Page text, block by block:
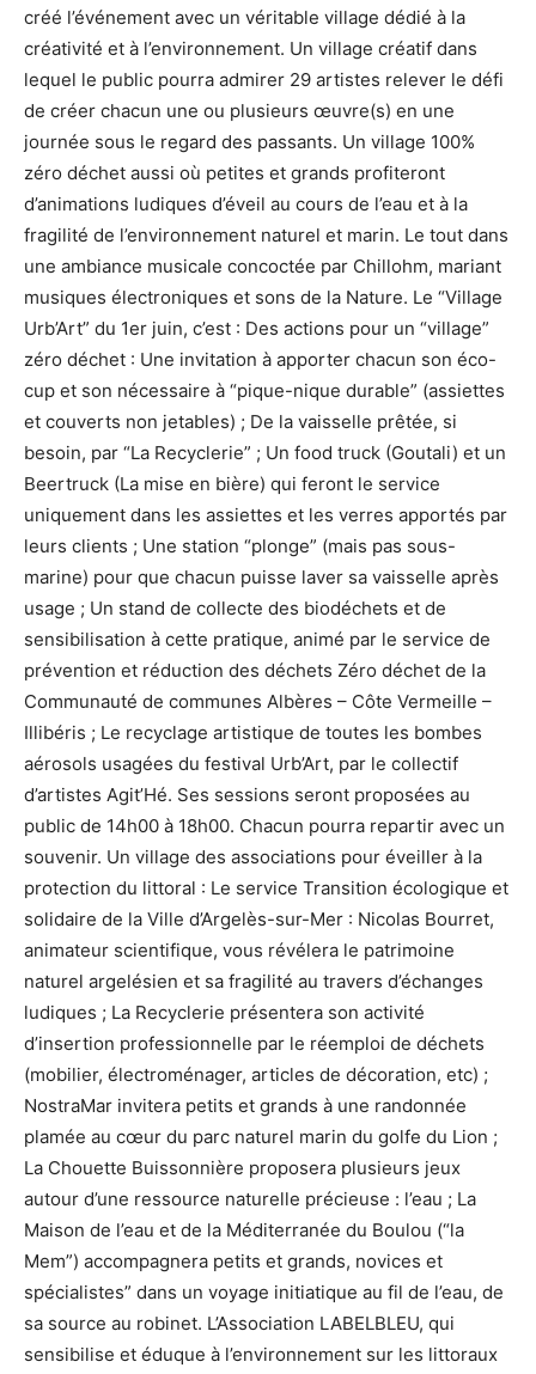
créé l’événement avec un véritable village dédié à la
créativité et à l’environnement. Un village créatif dans
lequel le public pourra admirer 29 artistes relever le défi
de créer chacun une ou plusieurs œuvre(s) en une
journée sous le regard des passants. Un village 100%
zéro déchet aussi où petites et grands profiteront
d’animations ludiques d’éveil au cours de l’eau et à la
fragilité de l’environnement naturel et marin. Le tout dans
une ambiance musicale concoctée par Chillohm, mariant
musiques électroniques et sons de la Nature. Le “Village
Urb’Art” du 1er juin, c’est : Des actions pour un “village”
zéro déchet : Une invitation à apporter chacun son éco-
cup et son nécessaire à “pique-nique durable” (assiettes
et couverts non jetables) ; De la vaisselle prêtée, si
besoin, par “La Recyclerie” ; Un food truck (Goutali) et un
Beertruck (La mise en bière) qui feront le service
uniquement dans les assiettes et les verres apportés par
leurs clients ; Une station “plonge” (mais pas sous-
marine) pour que chacun puisse laver sa vaisselle après
usage ; Un stand de collecte des biodéchets et de
sensibilisation à cette pratique, animé par le service de
prévention et réduction des déchets Zéro déchet de la
Communauté de communes Albères – Côte Vermeille –
Illibéris ; Le recyclage artistique de toutes les bombes
aérosols usagées du festival Urb’Art, par le collectif
d’artistes Agit’Hé. Ses sessions seront proposées au
public de 14h00 à 18h00. Chacun pourra repartir avec un
souvenir. Un village des associations pour éveiller à la
protection du littoral : Le service Transition écologique et
solidaire de la Ville d’Argelès-sur-Mer : Nicolas Bourret,
animateur scientifique, vous révélera le patrimoine
naturel argelésien et sa fragilité au travers d’échanges
ludiques ; La Recyclerie présentera son activité
d’insertion professionnelle par le réemploi de déchets
(mobilier, électroménager, articles de décoration, etc) ;
NostraMar invitera petits et grands à une randonnée
plamée au cœur du parc naturel marin du golfe du Lion ;
La Chouette Buissonnière proposera plusieurs jeux
autour d’une ressource naturelle précieuse : l’eau ; La
Maison de l’eau et de la Méditerranée du Boulou (“la
Mem”) accompagnera petits et grands, novices et
spécialistes” dans un voyage initiatique au fil de l’eau, de
sa source au robinet. L’Association LABELBLEU, qui
sensibilise et éduque à l’environnement sur les littoraux